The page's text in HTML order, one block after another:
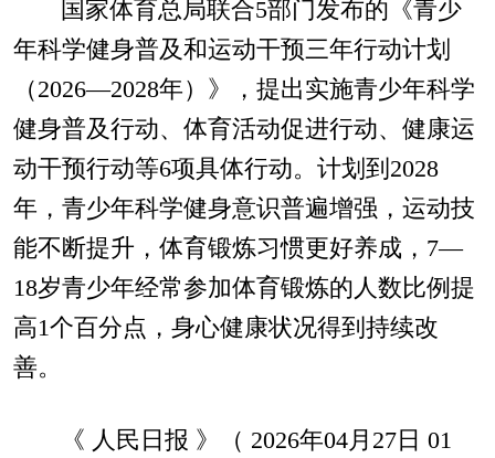
国家体育总局联合5部门发布的《青少
年科学健身普及和运动干预三年行动计划
（2026—2028年）》，提出实施青少年科学
健身普及行动、体育活动促进行动、健康运
动干预行动等6项具体行动。计划到2028
年，青少年科学健身意识普遍增强，运动技
能不断提升，体育锻炼习惯更好养成，7—
18岁青少年经常参加体育锻炼的人数比例提
高1个百分点，身心健康状况得到持续改
善。
《 人民日报 》（ 2026年04月27日 01